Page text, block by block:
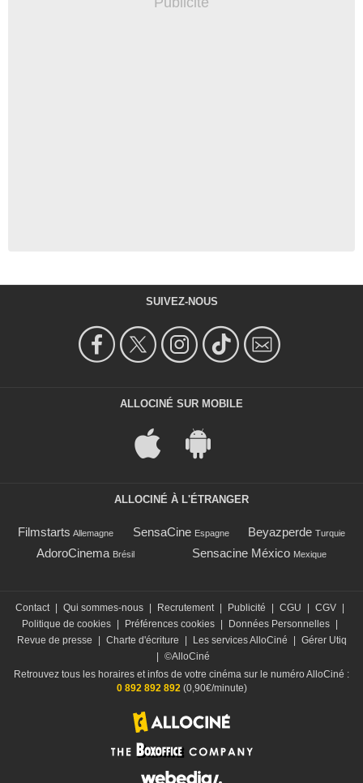
SUIVEZ-NOUS
ALLOCINÉ SUR MOBILE
ALLOCINÉ À L'ÉTRANGER
Filmstarts Allemagne SensaCine Espagne Beyazperde Turquie
AdoroCinema Brésil Sensacine México Mexique
Contact | Qui sommes-nous | Recrutement | Publicité | CGU | CGV |
Politique de cookies | Préférences cookies | Données Personnelles |
Revue de presse
| Charte d'écriture | Les services AlloCiné | Gérer Utiq
| ©AlloCiné
Retrouvez tous les horaires et infos de votre cinéma sur le numéro AlloCiné :
0 892 892 892 (0,90€/minute)